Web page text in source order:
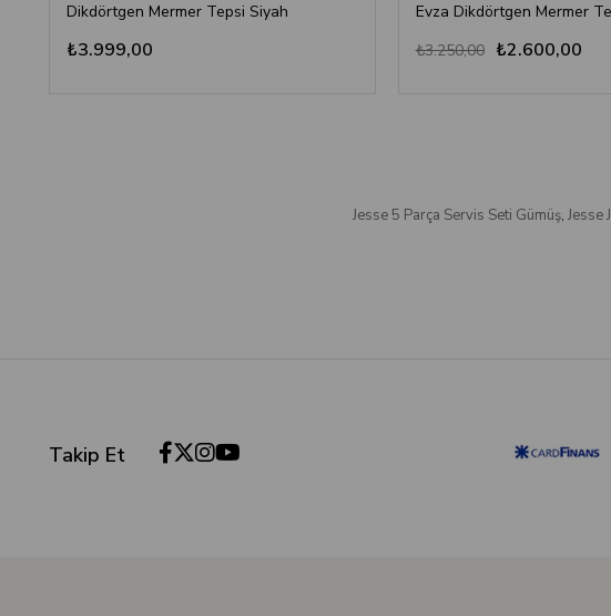
Dikdörtgen Mermer Tepsi Siyah
₺3.999,00 ₺2.600,00
₺3.250,00
Jesse 5 Parça Servis Seti Gümüş, Jesse
Takip Et